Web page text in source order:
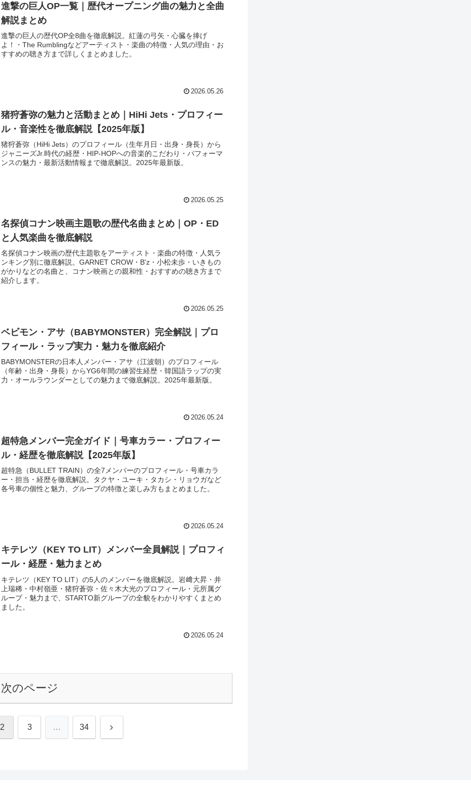
進撃の巨人OP一覧｜歴代オープニング曲の魅力と全曲
解説まとめ
進撃の巨人の歴代OP全8曲を徹底解説。紅蓮の弓矢・心臓を捧げ
よ！・The Rumblingなどアーティスト・楽曲の特徴・人気の理由・お
すすめの聴き方まで詳しくまとめました。
2026.05.26
猪狩蒼弥の魅力と活動まとめ｜HiHi Jets・プロフィー
ル・音楽性を徹底解説【2025年版】
猪狩蒼弥（HiHi Jets）のプロフィール（生年月日・出身・身長）から
ジャニーズJr.時代の経歴・HIP-HOPへの音楽的こだわり・パフォーマ
ンスの魅力・最新活動情報まで徹底解説。2025年最新版。
2026.05.25
名探偵コナン映画主題歌の歴代名曲まとめ｜OP・ED
と人気楽曲を徹底解説
名探偵コナン映画の歴代主題歌をアーティスト・楽曲の特徴・人気ラ
ンキング別に徹底解説。GARNET CROW・B'z・小松未歩・いきもの
がかりなどの名曲と、コナン映画との親和性・おすすめの聴き方まで
紹介します。
2026.05.25
ベビモン・アサ（BABYMONSTER）完全解説｜プロ
フィール・ラップ実力・魅力を徹底紹介
BABYMONSTERの日本人メンバー・アサ（江波朝）のプロフィール
（年齢・出身・身長）からYG6年間の練習生経歴・韓国語ラップの実
力・オールラウンダーとしての魅力まで徹底解説。2025年最新版。
2026.05.24
超特急メンバー完全ガイド｜号車カラー・プロフィー
ル・経歴を徹底解説【2025年版】
超特急（BULLET TRAIN）の全7メンバーのプロフィール・号車カラ
ー・担当・経歴を徹底解説。タクヤ・ユーキ・タカシ・リョウガなど
各号車の個性と魅力、グループの特徴と楽しみ方もまとめました。
2026.05.24
キテレツ（KEY TO LIT）メンバー全員解説｜プロフィ
ール・経歴・魅力まとめ
キテレツ（KEY TO LIT）の5人のメンバーを徹底解説。岩﨑大昇・井
上瑞稀・中村嶺亜・猪狩蒼弥・佐々木大光のプロフィール・元所属グ
ループ・魅力まで、STARTO新グループの全貌をわかりやすくまとめ
ました。
2026.05.24
次のページ
2 3 … 34 次